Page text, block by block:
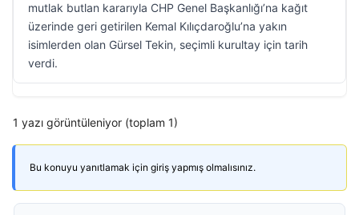
mutlak butlan kararıyla CHP Genel Başkanlığı’na kağıt
üzerinde geri getirilen Kemal Kılıçdaroğlu’na yakın
isimlerden olan Gürsel Tekin, seçimli kurultay için tarih
verdi.
1 yazı görüntüleniyor (toplam 1)
Bu konuyu yanıtlamak için giriş yapmış olmalısınız.